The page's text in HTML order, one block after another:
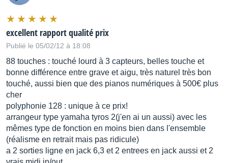
excellent rapport qualité prix
Publié le 05/02/12 à 18:08
88 touches : touché lourd à 3 capteurs, belles touche et
bonne différence entre grave et aigu, très naturel très bon
touché, aussi bien que des pianos numériques à 500€ plus
cher
polyphonie 128 : unique à ce prix!
arrangeur type yamaha tyros 2(j'en ai un aussi) avec les
mêmes type de fonction en moins bien dans l'ensemble
(réalisme en retrait mais pas ridicule)
a 2 sorties ligne en jack 6,3 et 2 entrees en jack aussi et 2